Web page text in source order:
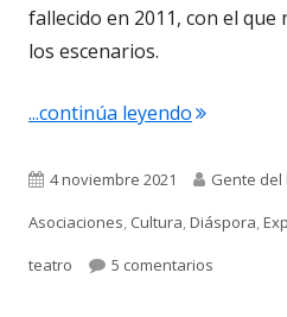
fallecido en 2011, con el
los escenarios.
...continúa leyendo"4.870.
Publicado
el
4 noviembre 2021 Autor
Gente del
Asociaciones, Cultura,Diáspora,
teatro
5 comentarios